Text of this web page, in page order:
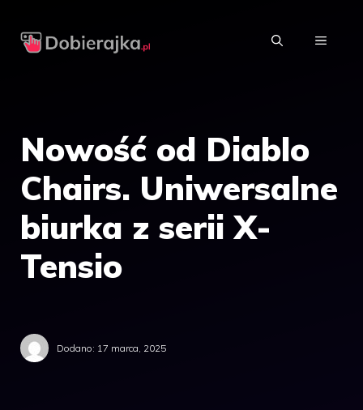
MENU
Nowość od Diablo
Chairs. Uniwersalne
biurka z serii X-
Tensio
Dodano: 17 marca, 2025